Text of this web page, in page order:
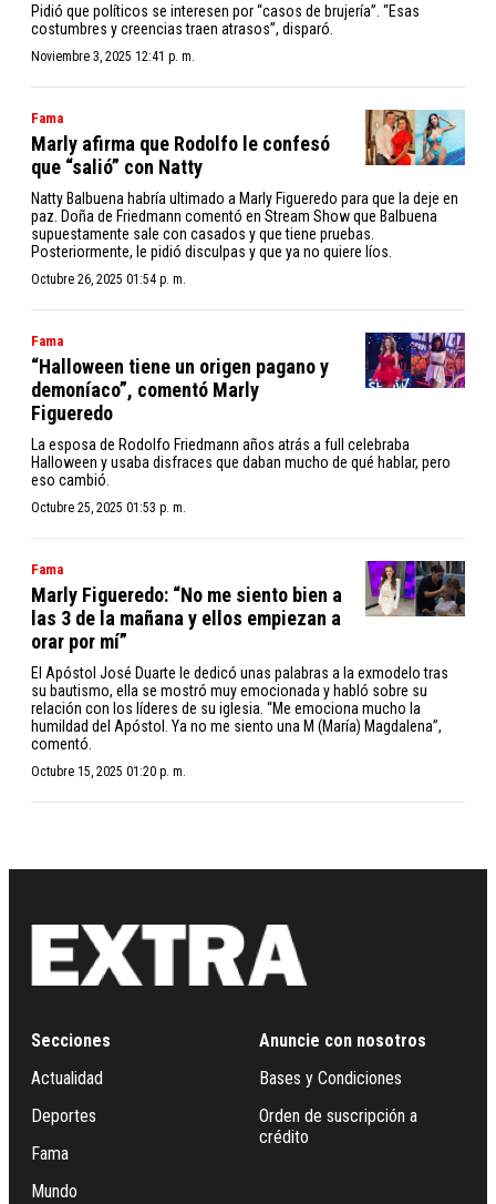
Pidió que políticos se interesen por “casos de brujería”. “Esas
costumbres y creencias traen atrasos”, disparó.
Noviembre 3, 2025 12:41 p. m.
Fama
Marly afirma que Rodolfo le confesó
que “salió” con Natty
Natty Balbuena habría ultimado a Marly Figueredo para que la deje en
paz. Doña de Friedmann comentó en Stream Show que Balbuena
supuestamente sale con casados y que tiene pruebas.
Posteriormente, le pidió disculpas y que ya no quiere líos.
Octubre 26, 2025 01:54 p. m.
Fama
“Halloween tiene un origen pagano y
demoníaco”, comentó Marly
Figueredo
La esposa de Rodolfo Friedmann años atrás a full celebraba
Halloween y usaba disfraces que daban mucho de qué hablar, pero
eso cambió.
Octubre 25, 2025 01:53 p. m.
Fama
Marly Figueredo: “No me siento bien a
las 3 de la mañana y ellos empiezan a
orar por mí”
El Apóstol José Duarte le dedicó unas palabras a la exmodelo tras
su bautismo, ella se mostró muy emocionada y habló sobre su
relación con los líderes de su iglesia. “Me emociona mucho la
humildad del Apóstol. Ya no me siento una M (María) Magdalena”,
comentó.
Octubre 15, 2025 01:20 p. m.
Secciones
Actualidad
Deportes
Fama
Mundo
Anuncie con nosotros
Bases y Condiciones
Orden de suscripción a
crédito